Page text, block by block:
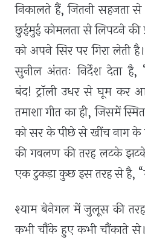
निकालते हैं,जितनी सहजता से
छुईमुई कोमलता से लिपटने की
को अपने सिर पर गिरा लेती
सुनील अंततः निर्देश देता
बंद! ट्रॉली उधर से घूम कर
तमाशा गीत का ही,जिसमें
को सर के पीछे से खींच नाग के
की गवलण की तरह लटके झटके
एक टुकड़ा कुछ इस तरह से है,
श्याम बेनेगल में जुलूस की
कभी चौंके हुए कभी चौंकाते